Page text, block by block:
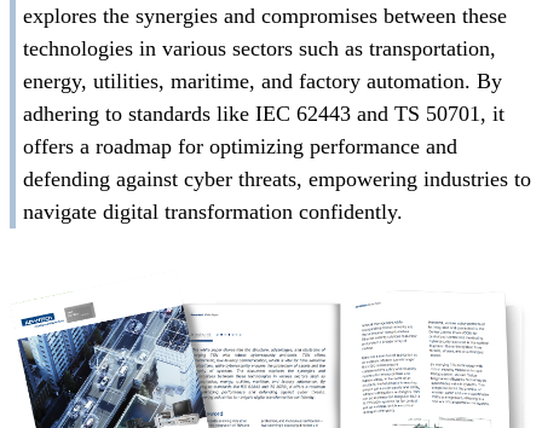
explores the synergies and compromises between these
technologies in various sectors such as transportation,
energy, utilities, maritime, and factory automation. By
adhering to standards like IEC 62443 and TS 50701, it
offers a roadmap for optimizing performance and
defending against cyber threats, empowering industries to
navigate digital transformation confidently.